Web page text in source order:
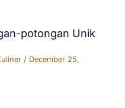
potongan Unik
/ December 25,